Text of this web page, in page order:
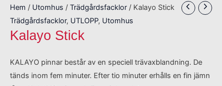
Hem / Utomhus / Trädgårdsfacklor / Kalayo Stick
Trädgårdsfacklor, UTLOPP, Utomhus
Kalayo Stick
KALAYO pinnar består av en speciell trävaxblandning. De
tänds inom fem minuter. Efter tio minuter erhålls en fin jämn